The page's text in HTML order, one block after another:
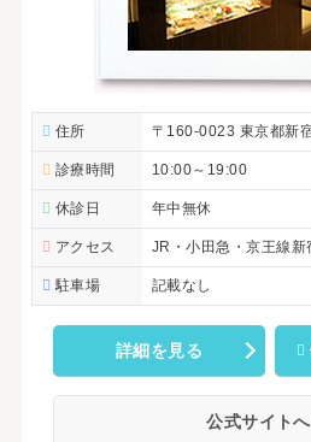
住所 〒160-0023 東京都新
診療時間 10:00～19:00
休診日 年中無休
アクセス JR・小田急・京王線
駐車場 記載なし
詳細を見る
公式サイト